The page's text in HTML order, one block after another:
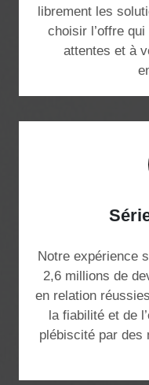
librement les
choisir l’offre
attentes et à
Notre expérience
2,6 millions de
en relation
la fiabilité et de
plébiscité par des